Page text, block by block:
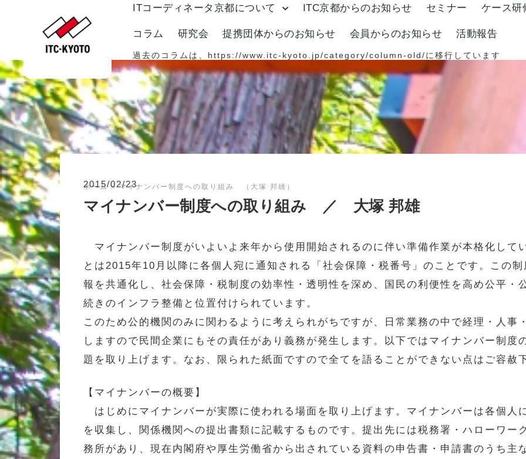
ITコーディネータ京都について ITC京都からのお知らせ セミナー ケース研
コラム 研究会 提携団体からのお知らせ 会員からのお知らせ 活動報告
過去のコラムは、 https://www.itc-kyoto.jp/category/column-old/ に移行しています
ホーム»マイナンバー制度への取り組み （大塚 邦雄）
2015/02/23
マイナンバー制度への取り組み ／ 大塚 邦雄
マイナンバー制度がいよいよ来年から使用開始されるのに伴い準備作業が本格化して
とは2015年10月以降に各個人宛に通知される「社会保障・税番号」のことです。この
報を共通化し、社会保障・税制度の効率性・透明性を深め、国民の利便性を高め公平・
続きのインフラ整備と位置付けられています。
このため公的機関のみに関わるように考えられがちですが、日常業務の中で経理・人事
しますので民間企業にもその責任があり義務が発生します。以下ではマイナンバー制度
題を取り上げます。なお、限られた紙面ですので全てを語ることができない点はご容赦
【マイナンバーの概要】
はじめにマイナンバーが実際に使われる場面を取り上げます。マイナンバーは各個人
を収集し、関係機関への提出書類に記載するものです。提出先には税務署・ハローワー
務所があり、現在内閣府や厚生労働省から出されている資料の申告書・申請書のうち主